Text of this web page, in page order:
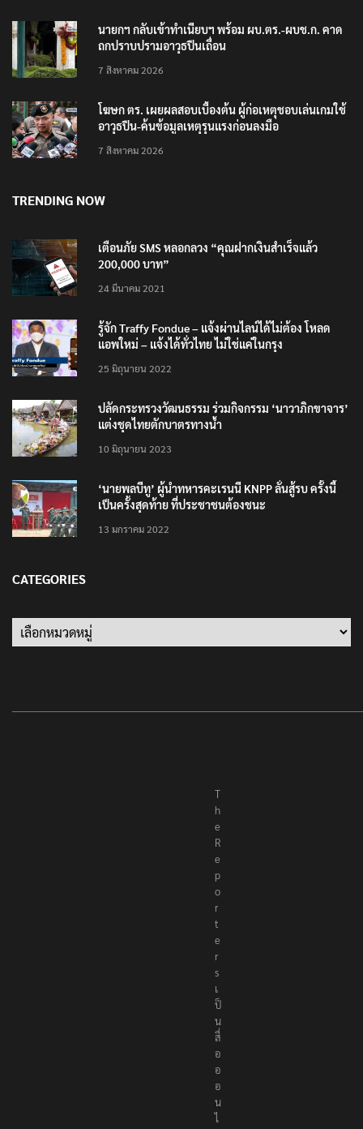
นายกฯ กลับเข้าทำเนียบฯ พร้อม ผบ.ตร.-ผบช.ก. คาด
ถกปราบปรามอาวุธปืนเถื่อน
7 สิงหาคม 2026
โฆษก ตร. เผยผลสอบเบื้องต้น ผู้ก่อเหตุชอบเล่นเกมใช้
อาวุธปืน-ค้นข้อมูลเหตุรุนแรงก่อนลงมือ
7 สิงหาคม 2026
TRENDING NOW
เตือนภัย SMS หลอกลวง “คุณฝากเงินสำเร็จแล้ว
200,000 บาท”
24 มีนาคม 2021
รู้จัก Traffy Fondue – แจ้งผ่านไลน์ได้ไม่ต้อง โหลด
แอพใหม่ – แจ้งได้ทั่วไทย ไม่ใช่แค่ในกรุง
25 มิถุนายน 2022
ปลัดกระทรวงวัฒนธรรม ร่วมกิจกรรม ‘นาวาภิกขาจาร’
แต่งชุดไทยตักบาตรทางน้ำ
10 มิถุนายน 2023
‘นายพลบีทู’ ผู้นำทหารคะเรนนี KNPP ลั่นสู้รบ ครั้งนี้
เป็นครั้งสุดท้าย ที่ประชาชนต้องชนะ
13 มกราคม 2022
CATEGORIES
Categories
T
h
e
R
e
p
o
r
t
e
r
s
เ
ป็
น
สื่
อ
อ
อ
น
ไ